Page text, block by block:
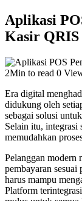
Aplikasi
Kasir QRIS
2Min to read 0
Era digital
didukung oleh
sebagai solusi
Selain itu, integrasi
memudahkan
Pelanggan modern
pembayaran sesuai
harus mampu
Platform